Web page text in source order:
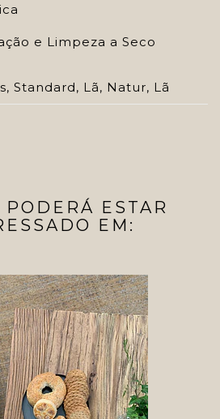
e Limpeza a Seco
, Standard, Lã, Natur, Lã
ESTAR
EM: